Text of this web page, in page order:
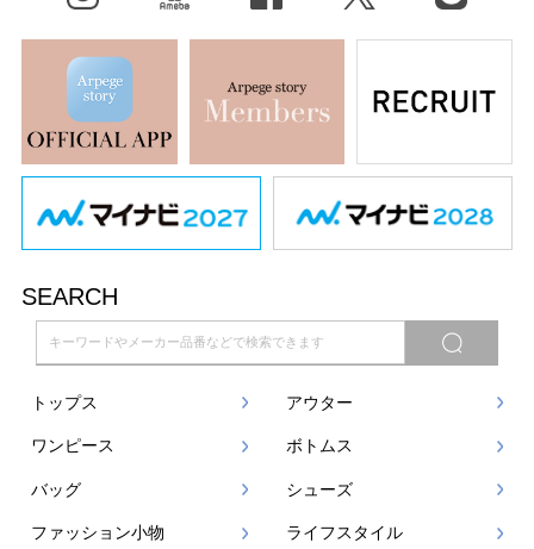
SEARCH
トップス アウター
ワンピース ボトムス
バッグ シューズ
ファッション小物 ライフスタイル